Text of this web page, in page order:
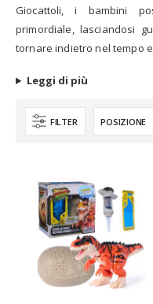
Giocattoli, i bambini
primordiale, lasciandosi
tornare indietro nel tempo
Leggi di più
FILTER